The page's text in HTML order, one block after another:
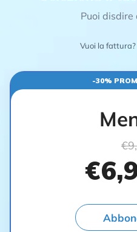
Puoi disdire
Vuoi la fattura?
-30%